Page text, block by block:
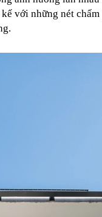
với những nét chấm